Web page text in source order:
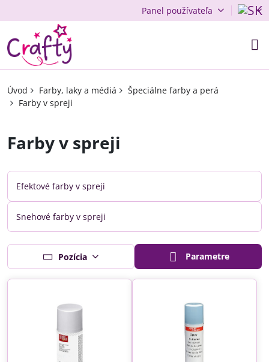
Panel používateľa
Úvod Farby, laky a médiá
Špeciálne farby a perá
Farby v spreji
Farby v spreji
Efektové farby v spreji
Snehové farby v spreji
Pozícia Parametre